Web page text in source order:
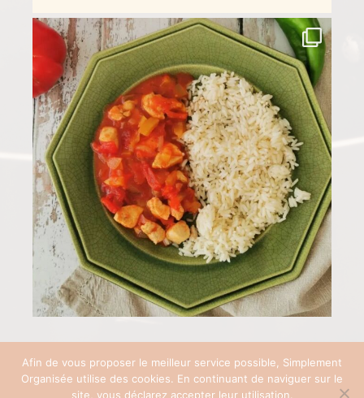
COPYRIGHT © 2026 SIMPLEMENT ORGANISÉE | SITE RÉALISÉ AVEC ♡ PAR
Afin de vous proposer le meilleur service possible, Simplement
Organisée utilise des cookies. En continuant de naviguer sur le
site, vous déclarez accepter leur utilisation.